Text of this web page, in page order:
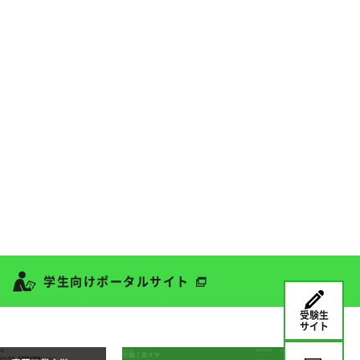
受験生
サイト
学生向けポータルサイト